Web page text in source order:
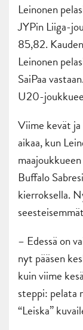
Leinonen
JYPin Liiga-
85,82.
Leinonen
SaiPaa
U20-
Viime kevät
aikaa, kun
Buffalo
kierroksella.
– Edessä on
nyt pääsen
kuin viime
steppi: pelata
“Leiska”